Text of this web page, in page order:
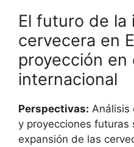
El futuro de la
cervecera en
proyección en
internacional
Perspectivas: Análisis
y proyecciones futuras
expansión de las